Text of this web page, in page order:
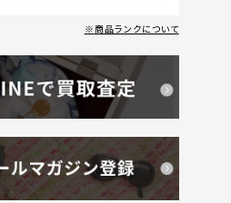
商品ランクについて